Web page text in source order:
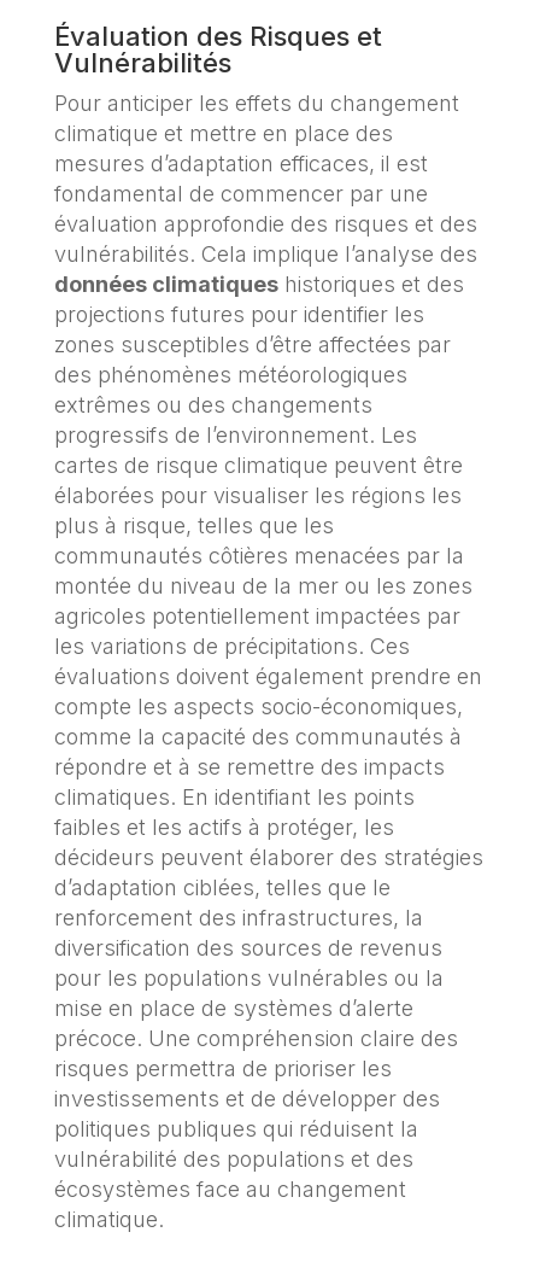
Évaluation des Risques et
Vulnérabilités
Pour anticiper les effets du changement
climatique et mettre en place des
mesures d’adaptation efficaces, il est
fondamental de commencer par une
évaluation approfondie des risques et des
vulnérabilités. Cela implique l’analyse des
données climatiqueshistoriques et des
projections futures pour identifier les
zones susceptibles d’être affectées par
des phénomènes météorologiques
extrêmes ou des changements
progressifs de l’environnement. Les
cartes de risque climatique peuvent être
élaborées pour visualiser les régions les
plus à risque, telles que les
communautés côtières menacées par la
montée du niveau de la mer ou les zones
agricoles potentiellement impactées par
les variations de précipitations. Ces
évaluations doivent également prendre en
compte les aspects socio-économiques,
comme la capacité des communautés à
répondre et à se remettre des impacts
climatiques. En identifiant les points
faibles et les actifs à protéger, les
décideurs peuvent élaborer des stratégies
d’adaptation ciblées, telles que le
renforcement des infrastructures, la
diversification des sources de revenus
pour les populations vulnérables ou la
mise en place de systèmes d’alerte
précoce. Une compréhension claire des
risques permettra de prioriser les
investissements et de développer des
politiques publiques qui réduisent la
vulnérabilité des populations et des
écosystèmes face au changement
climatique.